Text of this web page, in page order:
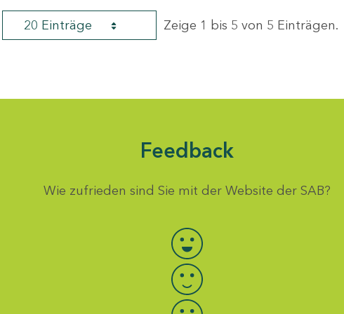
20 Einträge Zeige 1 bis 5 von 5 Einträgen.
Feedback
Wie zufrieden sind Sie mit der Website der SAB?
Bewertung auswählen